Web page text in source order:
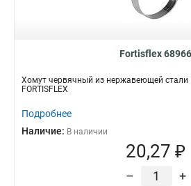
Fortisflex 68966
Хомут червячный из нержавеющей стали
FORTISFLEX
Подробнее
Наличие: В наличии
20,27 ₽
– +